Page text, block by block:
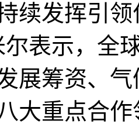
续发挥引
尔表示，全
筹资、气
大重点合